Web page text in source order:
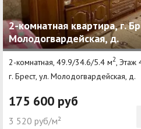
2-комнатная квартира, г.
Молодогвардейская, д.
2-комнатная, 49.9/34.6/5.4 м2, Этаж
г. Брест, ул. Молодогвардейская, д.
175 600 руб
3 520 руб/м²